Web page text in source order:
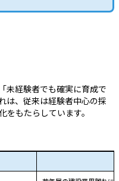
未経験者でも確実に育成で
は、従来は経験者中心の採
もたらしています。